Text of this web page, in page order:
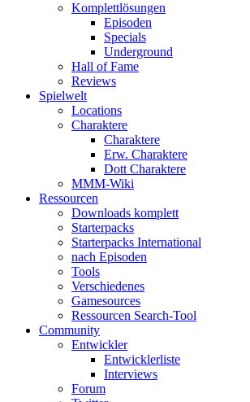
Komplettlösungen
Episoden
Specials
Underground
Hall of Fame
Reviews
Spielwelt
Locations
Charaktere
Charaktere
Erw. Charaktere
Dott Charaktere
MMM-Wiki
Ressourcen
Downloads komplett
Starterpacks
Starterpacks International
nach Episoden
Tools
Verschiedenes
Gamesources
Ressourcen Search-Tool
Community
Entwickler
Entwicklerliste
Interviews
Forum